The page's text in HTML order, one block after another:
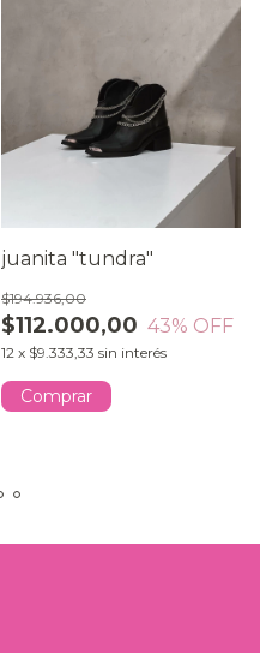
juanita "tundra"
$112.000,00
$194.936,00
43% OFF
12 x $9.333,33 sin interés
Comprar